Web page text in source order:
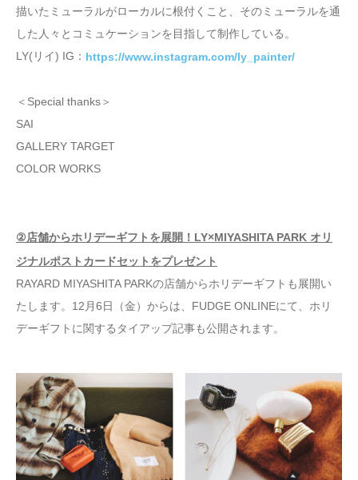
描いたミューラルがローカルに根付くこと、そのミューラルを通
した人々とコミュケーションを目指して制作している。
LY(リイ) IG： https://www.instagram.com/ly_painter/
＜Special thanks＞
SAI
GALLERY TARGET
COLOR WORKS
②店舗からホリデーギフトを展開！LY×MIYASHITA PARK オリ
ジナルポストカードセットをプレゼント
RAYARD MIYASHITA PARKの店舗からホリデーギフトも展開い
たします。12月6日（金）からは、FUDGE ONLINEにて、ホリ
デーギフトに関するタイアップ記事も公開されます。